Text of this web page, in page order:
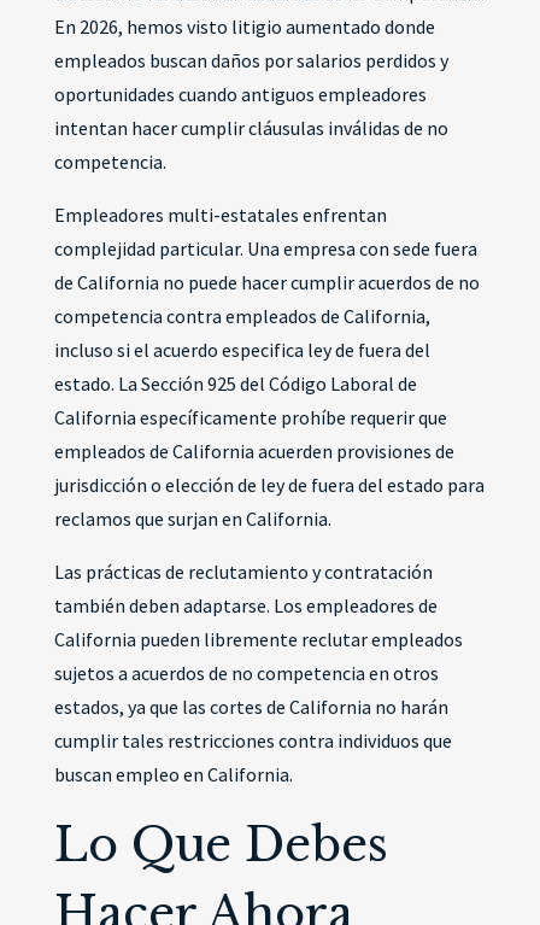
En 2026, hemos visto litigio aumentado donde
empleados buscan daños por salarios perdidos y
oportunidades cuando antiguos empleadores
intentan hacer cumplir cláusulas inválidas de no
competencia.
Empleadores multi-estatales enfrentan
complejidad particular. Una empresa con sede fuera
de California no puede hacer cumplir acuerdos de no
competencia contra empleados de California,
incluso si el acuerdo especifica ley de fuera del
estado. La Sección 925 del Código Laboral de
California específicamente prohíbe requerir que
empleados de California acuerden provisiones de
jurisdicción o elección de ley de fuera del estado para
reclamos que surjan en California.
Las prácticas de reclutamiento y contratación
también deben adaptarse. Los empleadores de
California pueden libremente reclutar empleados
sujetos a acuerdos de no competencia en otros
estados, ya que las cortes de California no harán
cumplir tales restricciones contra individuos que
buscan empleo en California.
Lo Que Debes
Hacer Ahora